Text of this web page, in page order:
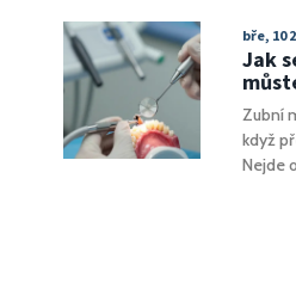
bře, 10
Jak
Zubní
když
Nejde